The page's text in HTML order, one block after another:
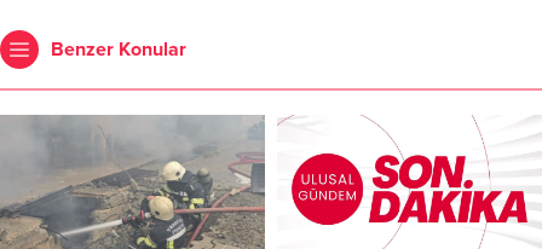
Benzer Konular